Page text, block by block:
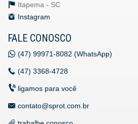
Itapema - SC
Instagram
FALE CONOSCO
(47) 99971-8082 (WhatsApp)
(47) 3368-4728
ligamos para você
contato@sprot.com.br